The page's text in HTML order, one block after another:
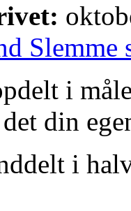
i
din
i